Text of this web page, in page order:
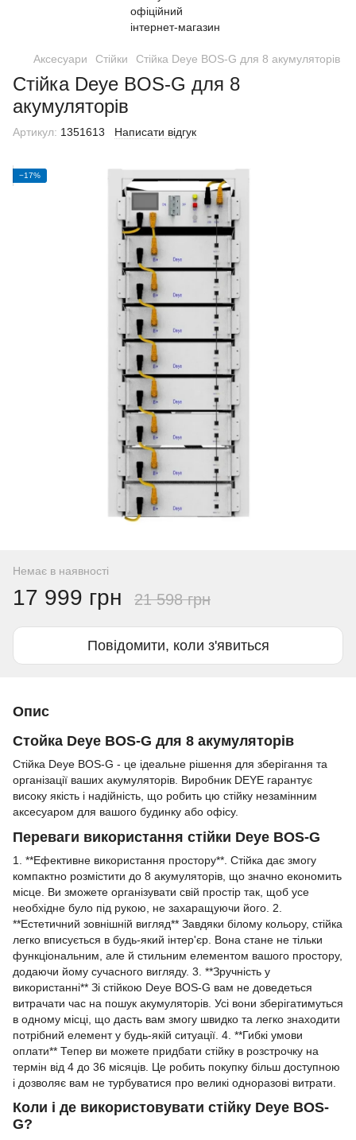
Аксесуари Стійки Стійка Deye BOS-G для 8 акумуляторів
Стійка Deye BOS-G для 8
акумуляторів
Артикул: 1351613 Написати відгук
−17%
Немає в наявності
17 999 грн 21 598 грн
Повідомити, коли з'явиться
Опис
Стойка Deye BOS-G для 8 акумуляторів
Стійка Deye BOS-G - це ідеальне рішення для зберігання та
організації ваших акумуляторів. Виробник DEYE гарантує
високу якість і надійність, що робить цю стійку незамінним
аксесуаром для вашого будинку або офісу.
Переваги використання стійки Deye BOS-G
1. **Ефективне використання простору**. Стійка дає змогу
компактно розмістити до 8 акумуляторів, що значно економить
місце. Ви зможете організувати свій простір так, щоб усе
необхідне було під рукою, не захаращуючи його. 2.
**Естетичний зовнішній вигляд** Завдяки білому кольору, стійка
легко вписується в будь-який інтер'єр. Вона стане не тільки
функціональним, але й стильним елементом вашого простору,
додаючи йому сучасного вигляду. 3. **Зручність у
використанні** Зі стійкою Deye BOS-G вам не доведеться
витрачати час на пошук акумуляторів. Усі вони зберігатимуться
в одному місці, що дасть вам змогу швидко та легко знаходити
потрібний елемент у будь-якій ситуації. 4. **Гибкі умови
оплати** Тепер ви можете придбати стійку в розстрочку на
термін від 4 до 36 місяців. Це робить покупку більш доступною
і дозволяє вам не турбуватися про великі одноразові витрати.
Коли і де використовувати стійку Deye BOS-
G?